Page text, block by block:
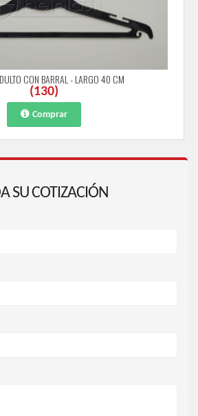
CON BARRAL - LARGO 40 CM
(130)
Comprar
SU COTIZACIÓN